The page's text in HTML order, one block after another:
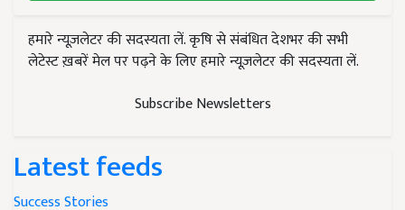
हमारे न्यूज़लेटर की सदस्यता लें. कृषि से संबंधित देशभर की सभी
लेटेस्ट ख़बरें मेल पर पढ़ने के लिए हमारे न्यूज़लेटर की सदस्यता लें.
Subscribe Newsletters
Latest feeds
Success Stories